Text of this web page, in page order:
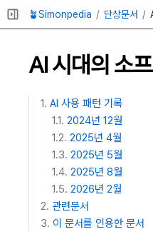
🪴Simonpedia 단상문서
AI 시대의 소
AI 사용 패턴 기록
2024년 12월
2025년 4월
2025년 5월
2025년 8월
2026년 2월
관련문서
이 문서를 인용한 문서